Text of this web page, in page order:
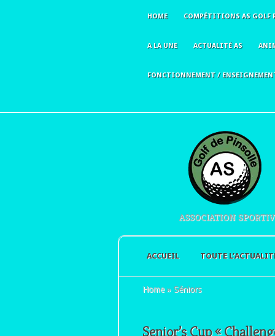
HOME COMPÉTITIONS AS GOLF
A LA UNE ACTUALITÉ AS
FONCTIONNEMENT /
ASSOCIATION
ACCUEIL TOUTE
Home » Séniors
Senior’s Cup «